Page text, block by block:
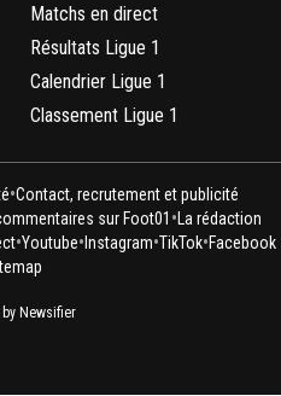
Matchs en direct
Résultats Ligue 1
Calendrier Ligue 1
Classement Ligue 1
•Contact, recrutement et publicité
sur Foot01 • La rédaction
•Youtube• Instagram•TikTok•Facebook
Newsifier